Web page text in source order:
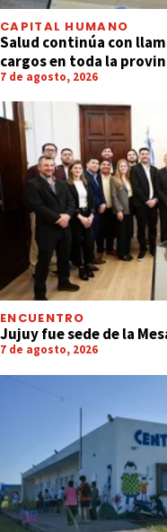
CAPITAL HUMANO
Salud continúa con
cargos en toda la
7 de agosto, 2026
ENCUENTRO
Jujuy fue sede de la
7 de agosto, 2026